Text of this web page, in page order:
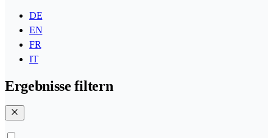
DE
EN
FR
IT
Ergebnisse filtern